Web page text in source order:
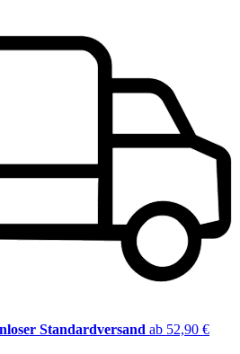
Standardversand ab 52,90 €